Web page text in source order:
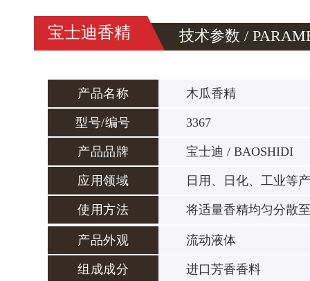
宝士迪香精 技术参数 /
产品名称 木瓜香精
型号/编号 3367
产品品牌 宝士迪 / BAOSHIDI
应用领域 日用、日化、工业等
使用方法 将适量香精均匀分散
产品外观 流动液体
组成成分 进口芳香香料